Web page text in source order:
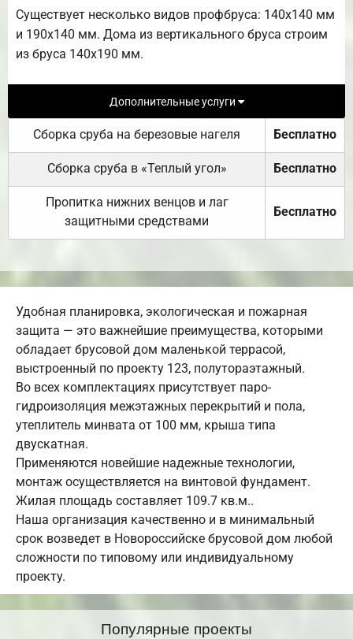
Существует несколько видов профбруса: 140х140 мм
и 190х140 мм. Дома из вертикального бруса строим
из бруса 140х190 мм.
Дополнительные услуги
Сборка сруба на березовые нагеля Бесплатно
Сборка сруба в «Теплый угол» Бесплатно
Пропитка нижних венцов и лаг
защитными средствами
Бесплатно
Удобная планировка, экологическая и пожарная
защита — это важнейшие преимущества, которыми
обладает брусовой дом маленькой террасой,
выстроенный по проекту 123, полутораэтажный.
Во всех комплектациях присутствует паро-
гидроизоляция межэтажных перекрытий и пола,
утеплитель минвата от 100 мм, крыша типа
двускатная.
Применяются новейшие надежные технологии,
монтаж осуществляется на винтовой фундамент.
Жилая площадь составляет 109.7 кв.м..
Наша организация качественно и в минимальный
срок возведет в Новороссийске брусовой дом любой
сложности по типовому или индивидуальному
проекту.
Популярные проекты